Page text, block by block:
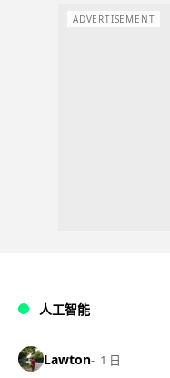
ADVERTISEMENT
人工智能
Lawton 1 日